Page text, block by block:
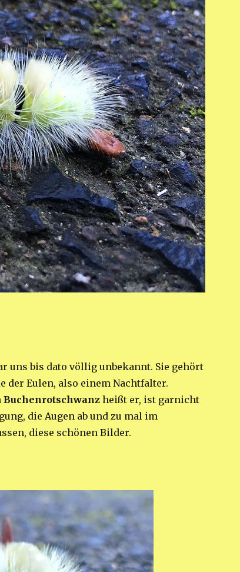
uns bis dato völlig unbekannt. Sie gehört
der Eulen, also einem Nachtfalter.
Buchenrotschwanzheißt er, ist garnicht
die Augen ab und zu mal im
diese schönen Bilder.